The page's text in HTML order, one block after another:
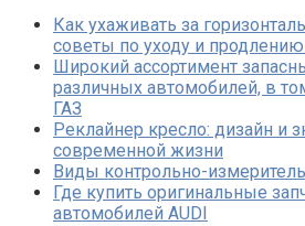
Как ухаживать за
советы по уходу и
Широкий ассортимент
различных автомобилей, в
ГАЗ
Реклайнер кресло: дизайн и
современной жизни
Виды контрольно-
Где купить оригинальные
автомобилей AUDI